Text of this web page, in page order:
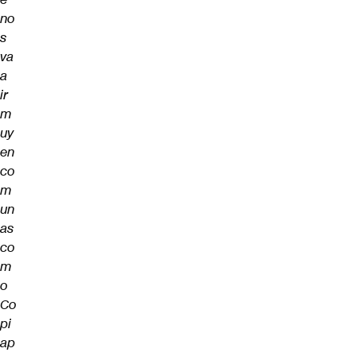
no
s
va
a
ir
m
uy
en
co
m
un
as
co
m
o
Co
pi
ap